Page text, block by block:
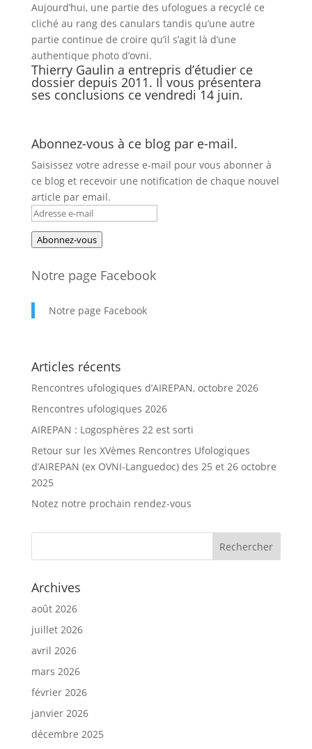
Aujourd’hui, une partie des ufologues a recyclé ce
cliché au rang des canulars tandis qu’une autre
partie continue de croire qu’il s’agit là d’une
authentique photo d’ovni.
Thierry Gaulin a entrepris d’étudier ce
dossier depuis 2011. Il vous présentera
ses conclusions ce vendredi 14 juin.
Abonnez-vous à ce blog par e-mail.
Saisissez votre adresse e-mail pour vous abonner à
ce blog et recevoir une notification de chaque nouvel
article par email.
Adresse
e-
mail
Abonnez-vous
Notre page Facebook
Notre page Facebook
Articles récents
Rencontres ufologiques d’AIREPAN, octobre 2026
Rencontres ufologiques 2026
AIREPAN : Logosphères 22 est sorti
Retour sur les XVèmes Rencontres Ufologiques
d’AIREPAN (ex OVNI-Languedoc) des 25 et 26 octobre
2025
Notez notre prochain rendez-vous
Archives
août 2026
juillet 2026
avril 2026
mars 2026
février 2026
janvier 2026
décembre 2025